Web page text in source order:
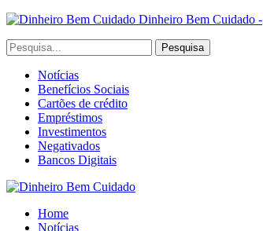
Dinheiro Bem Cuidado -
Notícias
Benefícios Sociais
Cartões de crédito
Empréstimos
Investimentos
Negativados
Bancos Digitais
Home
Notícias